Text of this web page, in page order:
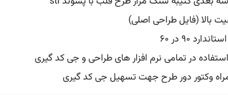
بالا (فایل طراحی اصلی)
۹۰ در ۶۰
در تمامی نرم افزار های طراحی و جی کد گیری
وکتور دور طرح جهت تسهیل جی کد گیری